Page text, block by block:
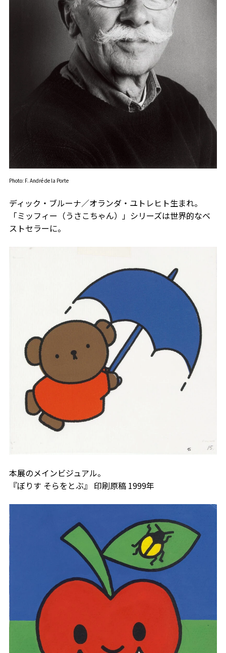
Photo: F. André de la Porte
ディック・ブルーナ／オランダ・ユトレヒト生まれ。
「ミッフィー（うさこちゃん）」シリーズは世界的なベ
ストセラーに。
本展のメインビジュアル。
『ぼりす そらをとぶ』 印刷原稿 1999年